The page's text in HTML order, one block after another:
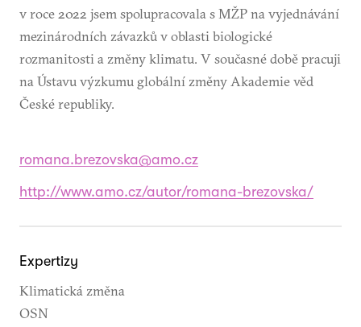
v roce 2022 jsem spolupracovala s MŽP na vyjednávání
mezinárodních závazků v oblasti biologické
rozmanitosti a změny klimatu. V současné době pracuji
na Ústavu výzkumu globální změny Akademie věd
České republiky.
romana.brezovska@amo.cz
http://www.amo.cz/autor/romana-brezovska/
Expertizy
Klimatická změna
OSN